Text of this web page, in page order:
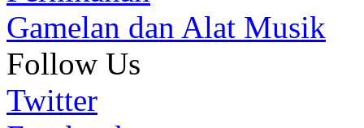
Gamelan dan Alat Musik
Follow Us
Twitter